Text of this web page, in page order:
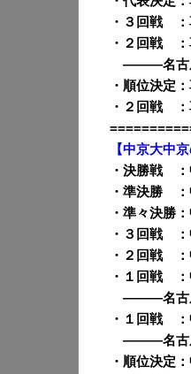
・３回戦 ：
・２回戦 ：
———名古
・順位決定
・２回戦 ：
【中京大中
・決勝戦 ：
・準決勝 ：
・準々決勝
・３回戦 ：
・２回戦 ：
・１回戦 ：
———名古
・１回戦 ：
———名古
・順位決定